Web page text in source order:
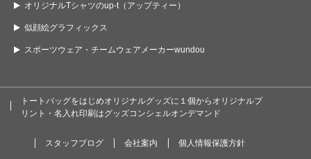
オリジナルTシャツのup-t（アップティー）
似顔絵グラフィックス
スポーツウェア・チームウェアメーカーwundou
トートバッグをはじめオリジナルグッズに１個からオリジナルプ
リント・名入れ印刷はグッズコンシェルオンデマンド
スタッフブログ 会社案内 個人情報保護方針